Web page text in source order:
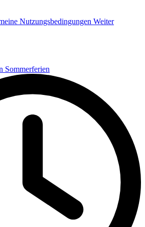
Nutzungsbedingungen Weiter
Sommerferien